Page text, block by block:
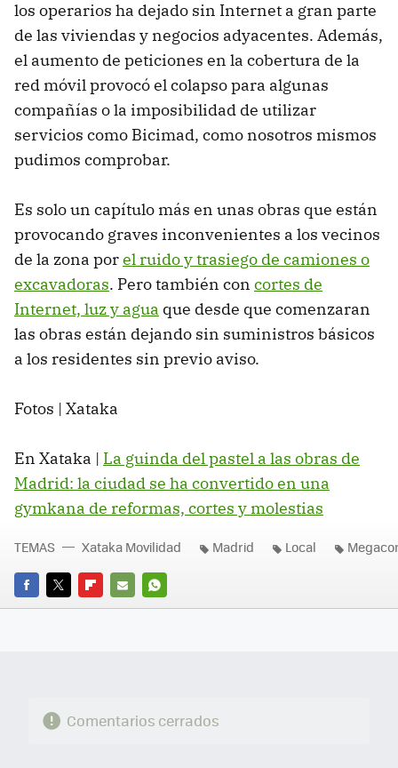
los operarios ha dejado sin Internet a gran parte
de las viviendas y negocios adyacentes. Además,
el aumento de peticiones en la cobertura de la
red móvil provocó el colapso para algunas
compañías o la imposibilidad de utilizar
servicios como Bicimad, como nosotros mismos
pudimos comprobar.
Es solo un capítulo más en unas obras que están
provocando graves inconvenientes a los vecinos
de la zona porel ruido y trasiego de camiones o
excavadoras. Pero también con cortes de
Internet, luz y agua que desde que comenzaran
las obras están dejando sin suministros básicos
a los residentes sin previo aviso.
Fotos | Xataka
En Xataka | La guinda del pastel a las obras de
Madrid: la ciudad se ha convertido en una
gymkana de reformas, cortes y molestias
FACEBOOK
TWITTERFLIPBOARD
E-
WHATSAPP
TEMAS Xataka Movilidad Madrid Local
Comentarios cerrados